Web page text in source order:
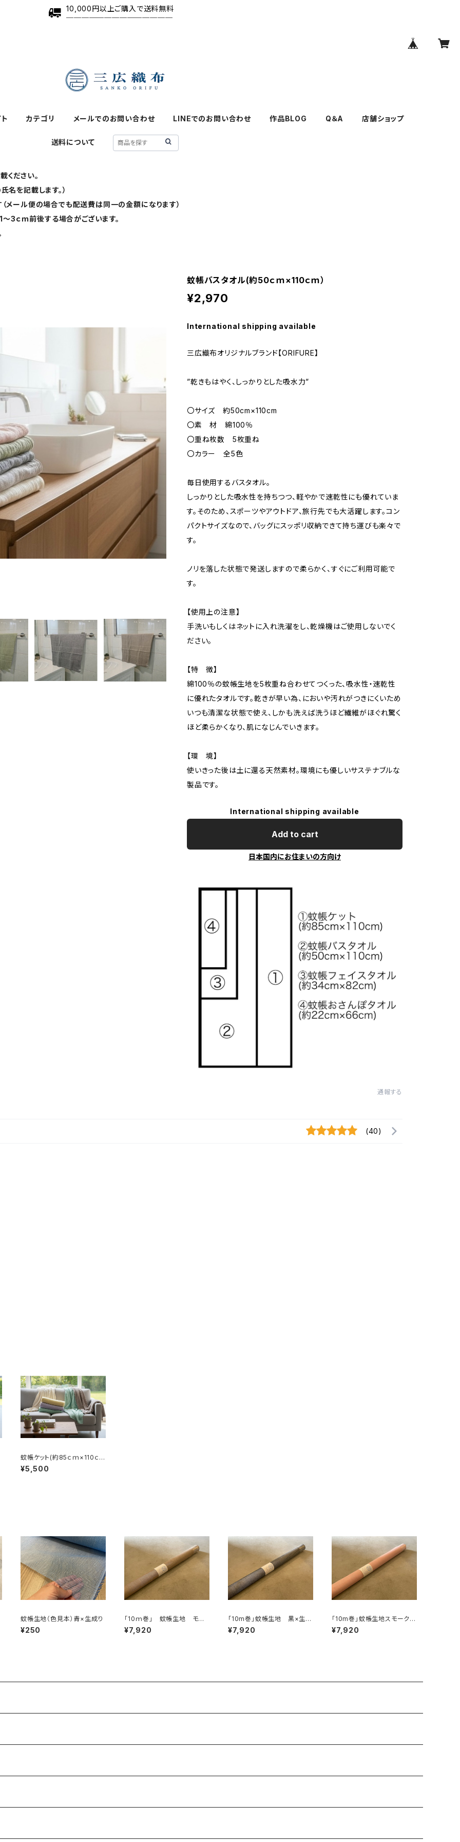
10,000円以上ご購入で送料無料
──────────────
カテゴリ メールでのお問い合わせ LINEでのお問い合わせ 作品BLOG Q＆A 店舗ショップ
送料について
ださい。
を記載します。）
メール便の場合でも配送費は同一の金額になります）
3ｃｍ前後する場合がございます。
蚊帳バスタオル(約50ｃｍ×110ｃｍ）
¥2,970
International shipping available
三広織布オリジナルブランド【ORIFURE】
”乾きもはやく、しっかりとした吸水力”
〇サイズ 約50cm×110cm
〇素 材 綿100％
〇重ね枚数 5枚重ね
〇カラー 全5色
毎日使用するバスタオル。
しっかりとした吸水性を持ちつつ、軽やかで速乾性にも優れていま
す。そのため、スポーツやアウトドア、旅行先でも大活躍します。コン
パクトサイズなので、バッグにスッポリ収納できて持ち運びも楽々で
す。
ノリを落した状態で発送しますので柔らかく、すぐにご利用可能で
す。
【使用上の注意】
手洗いもしくはネットに入れ洗濯をし、乾燥機はご使用しないでく
ださい。
【特 徴】
綿100％の蚊帳生地を5枚重ね合わせてつくった、吸水性・速乾性
に優れたタオルです。乾きが早い為、においや汚れがつきにくいため
いつも清潔な状態で使え、しかも洗えば洗うほど繊維がほぐれ驚く
ほど柔らかくなり、肌になじんでいきます。
【環 境】
使いきった後は土に還る天然素材。環境にも優しいサステナブルな
製品です。
International shipping available
Add to cart
日本国内にお住まいの方向け
通報する
(40)
蚊帳ケット(約85ｃｍ×110ｃ
ｍ）
¥5,500
蚊帳生地（色見本）青×生成り
¥250
「10ｍ巻」 蚊帳生地 モカ×
生成り
¥7,920
「10m巻」蚊帳生地 黒×生成
り
¥7,920
「10m巻」蚊帳生地スモークピ
ンク×生成り
¥7,920